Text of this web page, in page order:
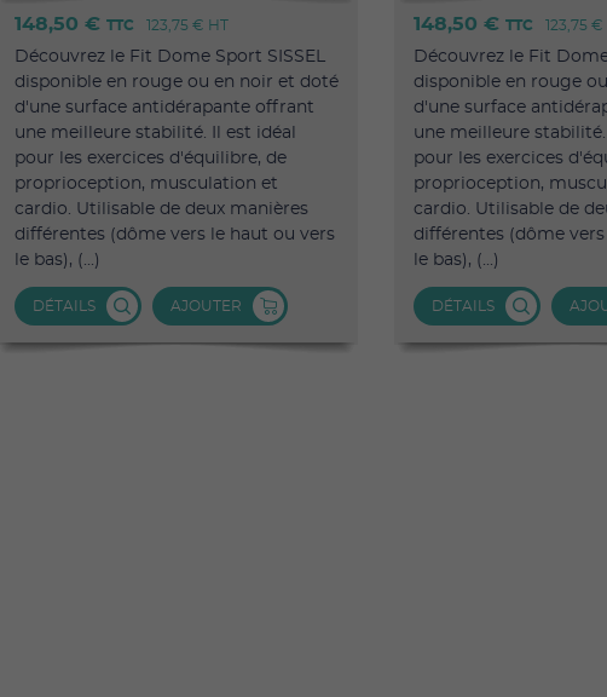
148,50 € TTC 123,75 € HT
Découvrez le Fit Dome Sport SISSEL
disponible en rouge ou en noir et doté
d'une surface antidérapante offrant
une meilleure stabilité. Il est idéal
pour les exercices d'équilibre, de
proprioception, musculation et
cardio. Utilisable de deux manières
différentes (dôme vers le haut ou vers
le bas), (...)
DÉTAILS AJOUTER
148,50 € TTC 123,75 €
Découvrez le Fit
disponible en rouge
d'une surface
une meilleure stabilité.
pour les exercices
proprioception,
cardio. Utilisable de
différentes (dôme
le bas), (...)
DÉTAILS